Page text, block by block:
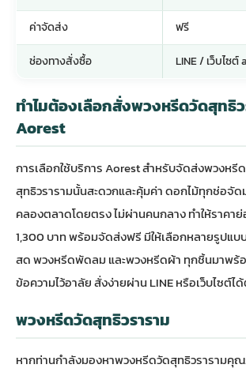
ค่าจัดส่ง ฟรี
ช่องทางสั่งซื้อ LINE / เว็บไซต์
ทำไมต้องเลือกสั่งพวงหรีดวัดสุทธิ
Aorest
การเลือกใช้บริการ Aorest สำหรับจัดส่งพวงหรี
สุทธิวรารามนั้นสะดวกและคุ้มค่า ดอกไม้ทุกช่อจั
คลองตลาดโดยตรง ไม่ผ่านคนกลาง ทำให้ราคา
1,300 บาท พร้อมจัดส่งฟรี มีให้เลือกหลายรูปแ
สด พวงหรีดพัดลม และพวงหรีดผ้า ทุกชิ้นมาพร้
ข้อความไว้อาลัย สั่งง่ายผ่าน LINE หรือเว็บไซต์ไ
พวงหรีดวัดสุทธิวราราม
หากท่านกำลังมองหาพวงหรีดวัดสุทธิวรารามคุ